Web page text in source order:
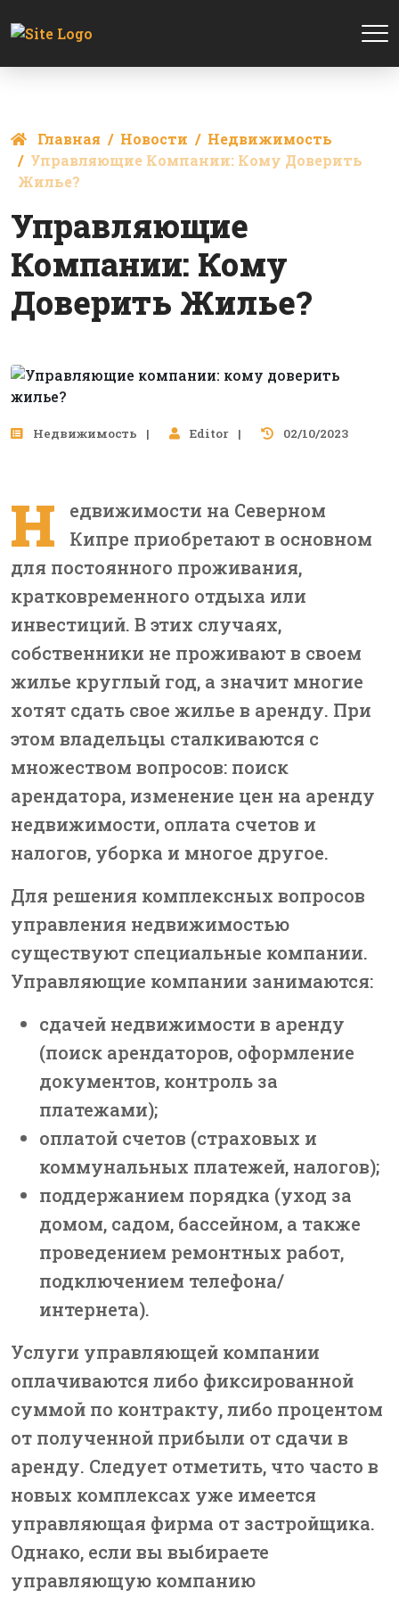
Главная Новости
Недвижимость
Управляющие Компании: Кому Доверить
Жилье?
Управляющие
Компании: Кому
Доверить Жилье?
Недвижимость Editor 02/10/2023
Н
едвижимости на Северном
Кипре приобретают в основном
для постоянного проживания,
кратковременного отдыха или
инвестиций. В этих случаях,
собственники не проживают в своем
жилье круглый год, а значит многие
хотят сдать свое жилье в аренду. При
этом владельцы сталкиваются с
множеством вопросов: поиск
арендатора, изменение цен на аренду
недвижимости, оплата счетов и
налогов, уборка и многое другое.
Для решения комплексных вопросов
управления недвижимостью
существуют специальные компании.
Управляющие компании занимаются:
сдачей недвижимости в аренду
(поиск арендаторов, оформление
документов, контроль за
платежами);
оплатой счетов (страховых и
коммунальных платежей, налогов);
поддержанием порядка (уход за
домом, садом, бассейном, а также
проведением ремонтных работ,
подключением телефона/
интернета).
Услуги управляющей компании
оплачиваются либо фиксированной
суммой по контракту, либо процентом
от полученной прибыли от сдачи в
аренду. Следует отметить, что часто в
новых комплексах уже имеется
управляющая фирма от застройщика.
Однако, если вы выбираете
управляющую компанию